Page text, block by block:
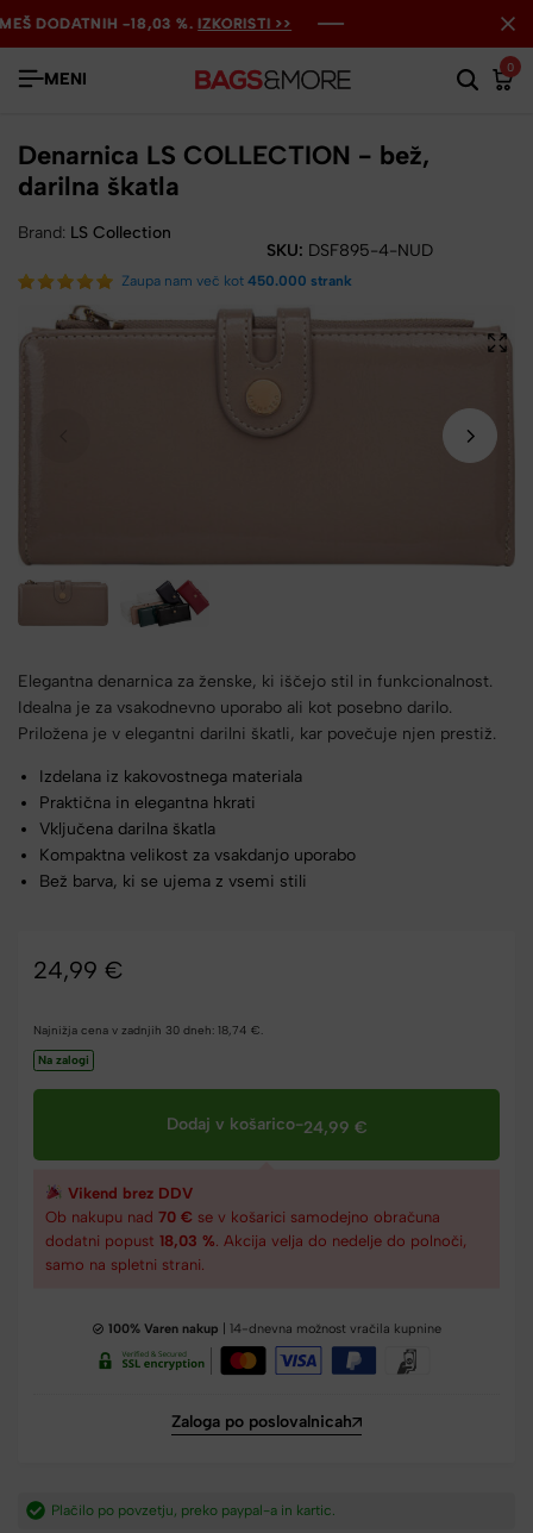
DODATNIH -18,03 %. IZKORISTI >>
DODATNIH -18,03 %. IZKORISTI >>
DODATNIH -18,03 %. IZKORISTI >>
MENI
0
Denarnica LS COLLECTION - bež,
darilna škatla
Brand: LS Collection
SKU: DSF895-4-NUD
Zaupa nam več kot 450.000 strank
Elegantna denarnica za ženske, ki iščejo stil in funkcionalnost.
Idealna je za vsakodnevno uporabo ali kot posebno darilo.
Priložena je v elegantni darilni škatli, kar povečuje njen prestiž.
Izdelana iz kakovostnega materiala
Praktična in elegantna hkrati
Vključena darilna škatla
Kompaktna velikost za vsakdanjo uporabo
Bež barva, ki se ujema z vsemi stili
24,99 €
Najnižja cena v zadnjih 30 dneh: 18,74 €
Na zalogi
Dodaj v košarico-24,99 €
Vikend brez DDV
Ob nakupu nad 70 € se v košarici samodejno obračuna
dodatni popust 18,03 % . Akcija velja do nedelje do polnoči,
samo na spletni strani.
100% Varen nakup | 14-dnevna možnost vračila kupnine
Zaloga po poslovalnicah
Hitra dostava iz Slovenije v 2-4 dneh.​